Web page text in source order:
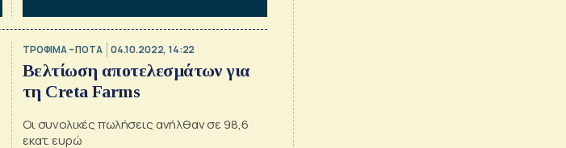
ΤΡΟΦΙΜΑ – ΠΟΤΑ 04.10.2022, 14:22
Βελτίωση αποτελεσμάτων για
τη Creta Farms
Οι συνολικές πωλήσεις ανήλθαν σε 98,6
εκατ. ευρώ